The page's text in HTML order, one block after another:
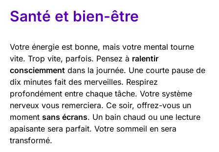
Santé et bien-être
Votre énergie est bonne, mais votre mental tourne
vite. Trop vite, parfois. Pensez à ralentir
consciemment dans la journée. Une courte pause de
dix minutes fait des merveilles. Respirez
profondément entre chaque tâche. Votre système
nerveux vous remerciera. Ce soir, offrez-vous un
moment sans écrans. Un bain chaud ou une lecture
apaisante sera parfait. Votre sommeil en sera
transformé.